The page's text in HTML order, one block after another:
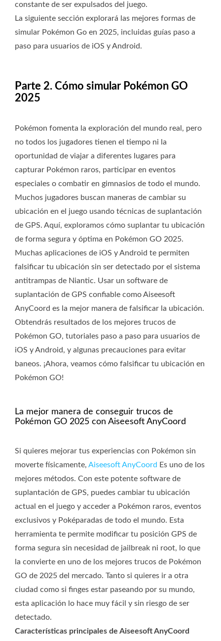
constante de ser expulsados ​​del juego.
La siguiente sección explorará las mejores formas de
simular Pokémon Go en 2025, incluidas guías paso a
paso para usuarios de iOS y Android.
Parte 2. Cómo simular Pokémon GO
2025
Pokémon fomenta la exploración del mundo real, pero
no todos los jugadores tienen el tiempo ni la
oportunidad de viajar a diferentes lugares para
capturar Pokémon raros, participar en eventos
especiales o combatir en gimnasios de todo el mundo.
Muchos jugadores buscan maneras de cambiar su
ubicación en el juego usando técnicas de suplantación
de GPS. Aquí, exploramos cómo suplantar tu ubicación
de forma segura y óptima en Pokémon GO 2025.
Muchas aplicaciones de iOS y Android te permiten
falsificar tu ubicación sin ser detectado por el sistema
antitrampas de Niantic. Usar un software de
suplantación de GPS confiable como Aiseesoft
AnyCoord es la mejor manera de falsificar la ubicación.
Obtendrás resultados de los mejores trucos de
Pokémon GO, tutoriales paso a paso para usuarios de
iOS y Android, y algunas precauciones para evitar
baneos. ¡Ahora, veamos cómo falsificar tu ubicación en
Pokémon GO!
La mejor manera de conseguir trucos de
Pokémon GO 2025 con Aiseesoft AnyCoord
Si quieres mejorar tus experiencias con Pokémon sin
moverte físicamente, Aiseesoft AnyCoord Es uno de los
mejores métodos. Con este potente software de
suplantación de GPS, puedes cambiar tu ubicación
actual en el juego y acceder a Pokémon raros, eventos
exclusivos y Poképaradas de todo el mundo. Esta
herramienta te permite modificar tu posición GPS de
forma segura sin necesidad de jailbreak ni root, lo que
la convierte en uno de los mejores trucos de Pokémon
GO de 2025 del mercado. Tanto si quieres ir a otra
ciudad como si finges estar paseando por su mundo,
esta aplicación lo hace muy fácil y sin riesgo de ser
detectado.
Características principales de Aiseesoft AnyCoord